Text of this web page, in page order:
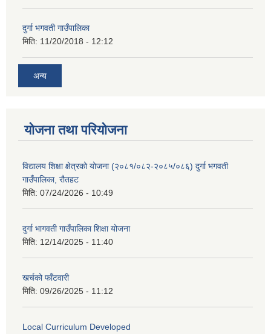
दुर्गा भगवती गाउँपालिका
मिति: 11/20/2018 - 12:12
अन्य
योजना तथा परियोजना
विद्यालय शिक्षा क्षेत्रको योजना (२०८१/०८२-२०८५/०८६) दुर्गा भगवती
गाउँपालिका, रौतहट
मिति: 07/24/2026 - 10:49
दुर्गा भागवती गाउँपालिका शिक्षा योजना
मिति: 12/14/2025 - 11:40
खर्चको फाँटवारी
मिति: 09/26/2025 - 11:12
Local Curriculum Developed